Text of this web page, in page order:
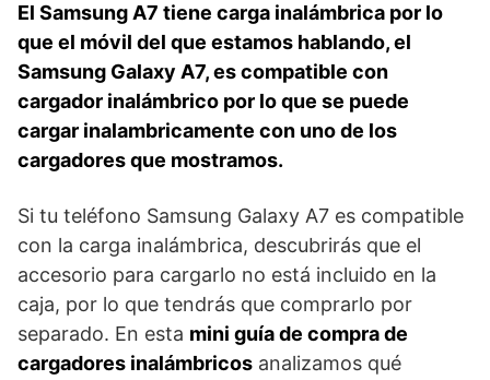
El Samsung A7 tiene carga inalámbrica por lo
que el móvil del que estamos hablando, el
Samsung Galaxy A7, es compatible con
cargador inalámbrico por lo que se puede
cargar inalambricamente con uno de los
cargadores que mostramos.
Si tu teléfono Samsung Galaxy A7 es compatible
con la carga inalámbrica, descubrirás que el
accesorio para cargarlo no está incluido en la
caja, por lo que tendrás que comprarlo por
separado. En esta mini guía de compra de
cargadores inalámbricos analizamos qué